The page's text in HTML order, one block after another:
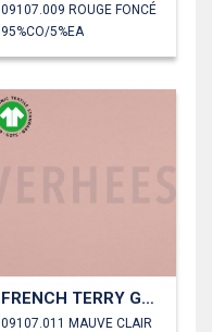
09107.009 ROUGE FONCÉ
95%CO/5%EA
FRENCH TERRY GOTS
09107.011 MAUVE CLAIR